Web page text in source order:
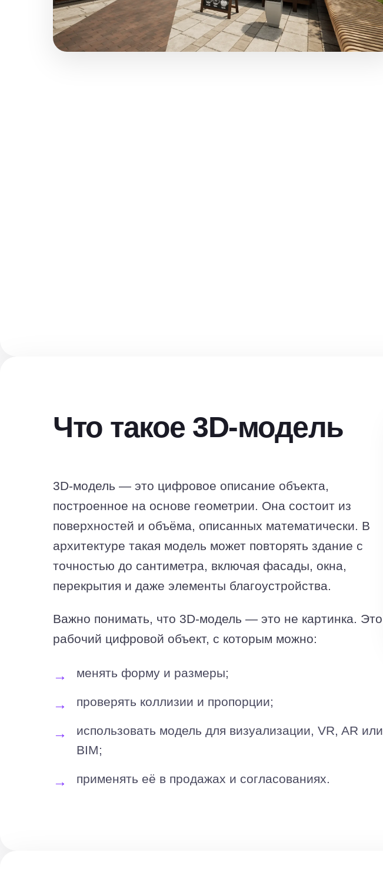
Что такое 3D-модель
3D-модель — это цифровое описание объекта,
построенное на основе геометрии. Она состоит из
поверхностей и объёма, описанных математически. В
архитектуре такая модель может повторять здание с
точностью до сантиметра, включая фасады, окна,
перекрытия и даже элементы благоустройства.
Важно понимать, что 3D-модель — это не картинка. Это
рабочий цифровой объект, с которым можно:
менять форму и размеры;
проверять коллизии и пропорции;
использовать модель для визуализации, VR, AR или
BIM;
применять её в продажах и согласованиях.